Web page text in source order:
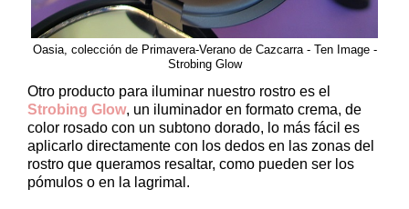
Oasia, colección de Primavera-Verano de Cazcarra - Ten Image -
Strobing Glow
Otro producto para iluminar nuestro rostro es el
Strobing Glow, un iluminador en formato crema, de
color rosado con un subtono dorado, lo más fácil es
aplicarlo directamente con los dedos en las zonas del
rostro que queramos resaltar, como pueden ser los
pómulos o en la lagrimal.